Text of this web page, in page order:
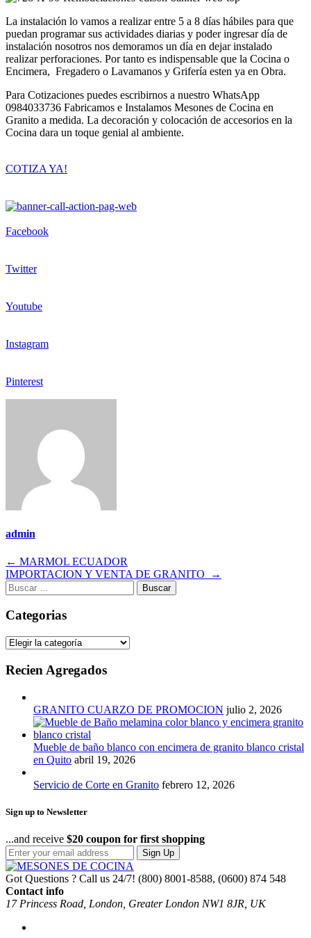
La instalación lo vamos a realizar entre 5 a 8 días hábiles para que
puedan programar sus actividades diarias y poder ingresar día de
instalación nosotros nos demoramos un día en dejar instalado
realizar perforaciones. Por tanto es indispensable que la Cocina o
Encimera, Fregadero o Lavamanos y Grifería esten ya en Obra.
Para Cotizaciones puedes escribirnos a nuestro WhatsApp
0984033736 Fabricamos e Instalamos Mesones de Cocina en
Granito a medida. La decoración y colocación de accesorios en la
Cocina dara un toque genial al ambiente.
COTIZA YA!
Facebook
Twitter
Youtube
Instagram
Pinterest
admin
Navegación
de
entradas
← MARMOL ECUADOR
IMPORTACION Y VENTA DE GRANITO
→
Buscar:
Categorias
Categorias
Recien Agregados
GRANITO CUARZO DE PROMOCION julio 2, 2026
Mueble de baño blanco con encimera de granito blanco cristal
en Quito abril 19, 2026
Servicio de Corte en Granito febrero 12, 2026
Sign up to Newsletter
...and receive $20 coupon for first shopping
Sign Up
Got Questions ? Call us 24/7! (800) 8001-8588, (0600) 874 548
Contact info
17 Princess Road, London, Greater London NW1 8JR, UK